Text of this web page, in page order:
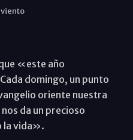
«este año
domingo, un punto
oriente nuestra
da un precioso
la vida».